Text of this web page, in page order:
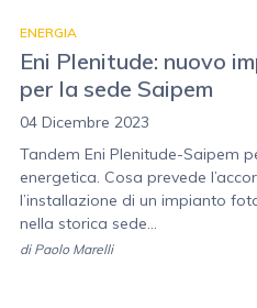
ENERGIA
Eni Plenitude: nuovo
per la sede Saipem
04 Dicembre 2023
Tandem Eni Plenitude-Saipem
energetica. Cosa prevede
l’installazione di un impianto
nella storica sede...
di Paolo Marelli